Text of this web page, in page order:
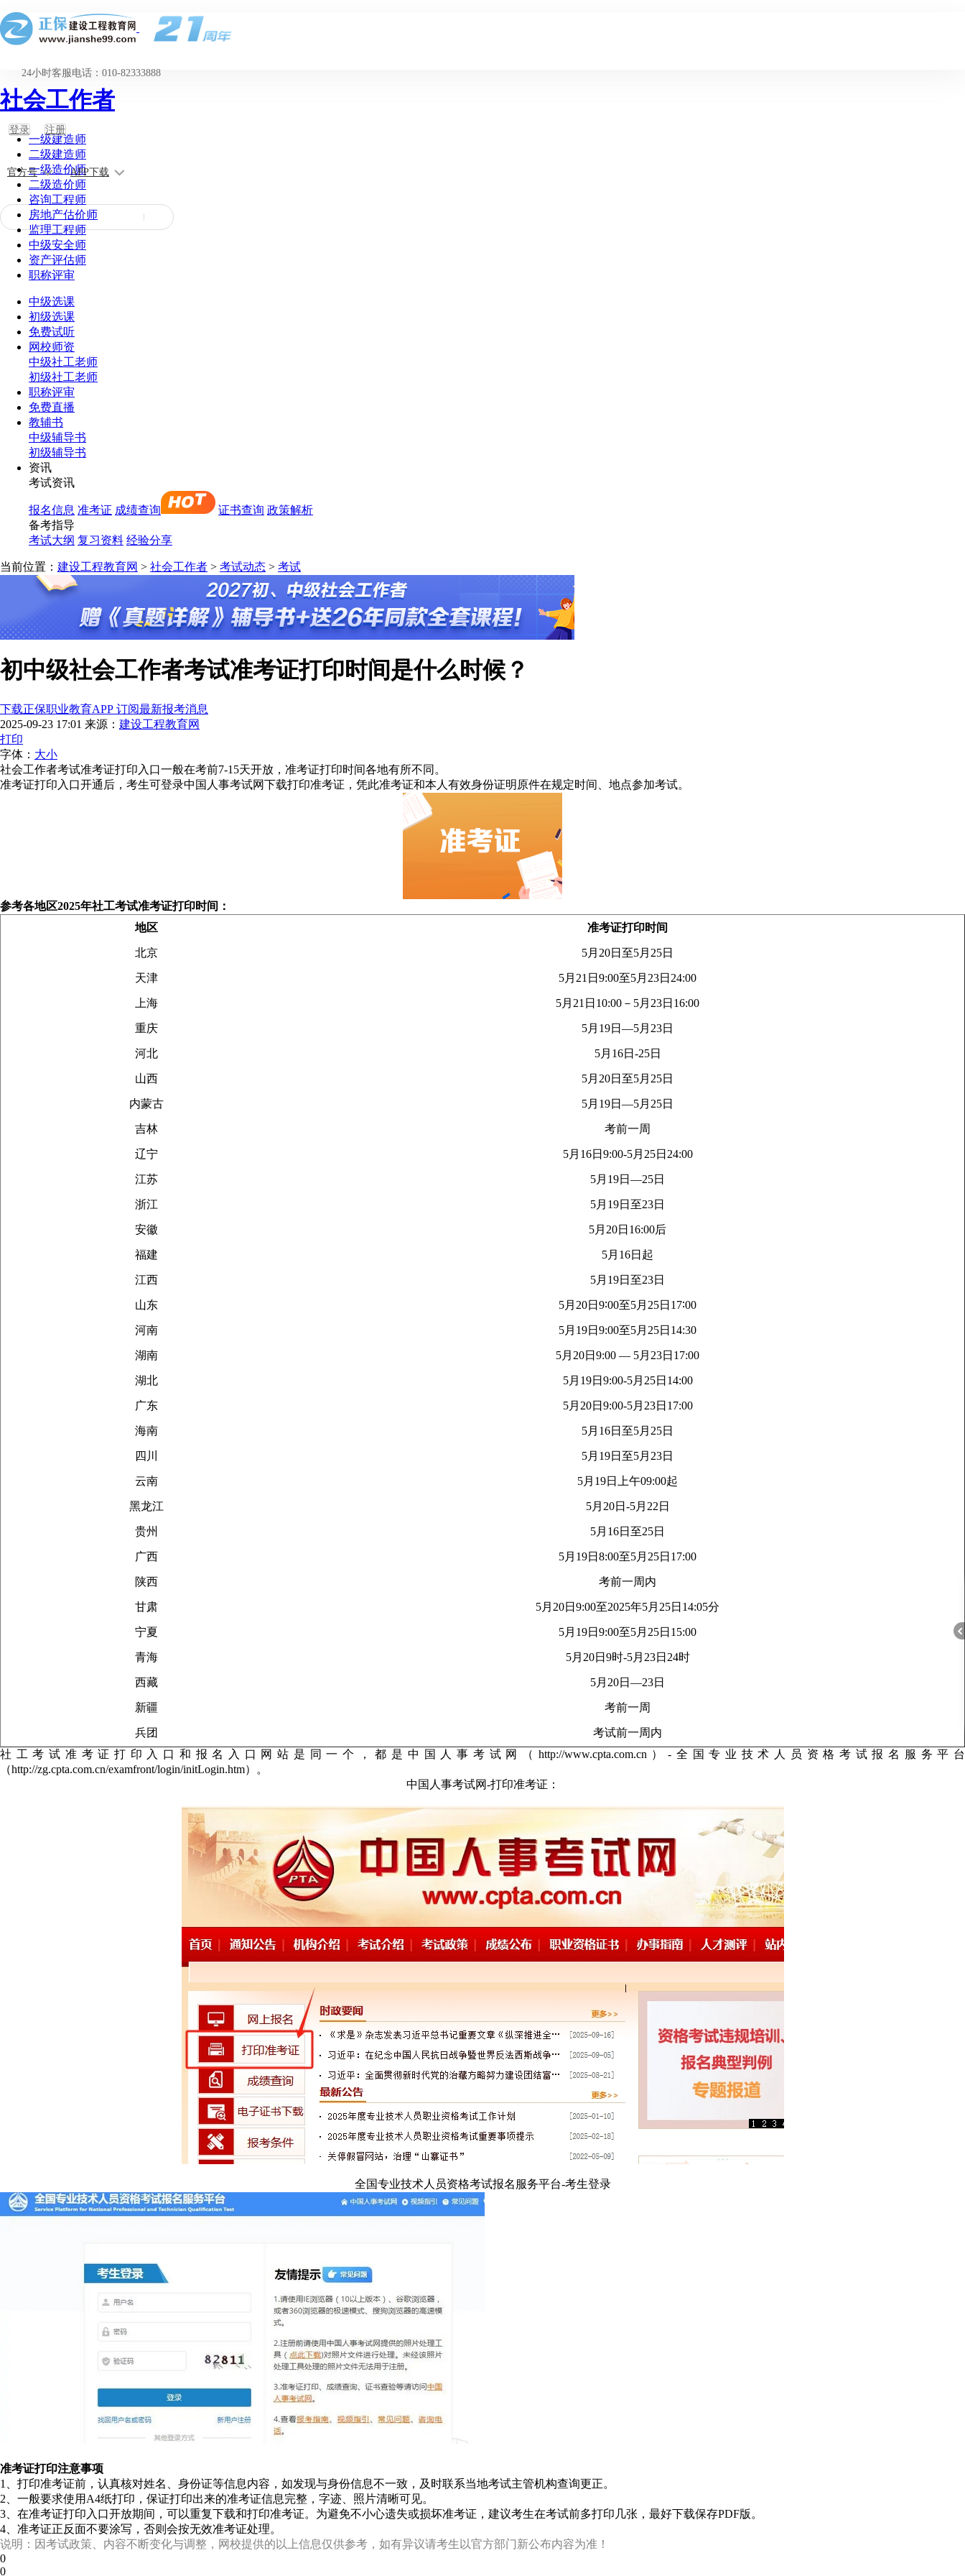
24小时客服电话：010-82333888
登录 注册
官方号 APP下载
社会工作者
一级建造师
二级建造师
一级造价师
二级造价师
咨询工程师
房地产估价师
监理工程师
中级安全师
资产评估师
职称评审
中级选课
初级选课
免费试听
网校师资
中级社工老师
初级社工老师
职称评审
免费直播
教辅书
中级辅导书
初级辅导书
资讯
考试资讯
报名信息 准考证 成绩查询 证书查询 政策解析
备考指导
考试大纲 复习资料 经验分享
当前位置： 建设工程教育网 > 社会工作者 > 考试动态 > 考试
初中级社会工作者考试准考证打印时间是什么时候？
下载正保职业教育APP 订阅最新报考消息
2025-09-23 17:01 来源： 建设工程教育网
打印
字体： 大小
社会工作者考试准考证打印入口一般在考前7-15天开放，准考证打印时间各地有所不同。
准考证打印入口开通后，考生可登录中国人事考试网下载打印准考证，凭此准考证和本人有效身份证明原件在规定时间、地点参加考试。
参考各地区2025年社工考试准考证打印时间：
地区
准考证打印时间
北京 5月20日至5月25日
天津 5月21日9:00至5月23日24:00
上海 5月21日10:00－5月23日16:00
重庆 5月19日—5月23日
河北 5月16日-25日
山西 5月20日至5月25日
内蒙古 5月19日—5月25日
吉林 考前一周
辽宁 5月16日9:00-5月25日24:00
江苏 5月19日—25日
浙江 5月19日至23日
安徽 5月20日16:00后
福建 5月16日起
江西 5月19日至23日
山东 5月20日9∶00至5月25日17∶00
河南 5月19日9:00至5月25日14:30
湖南 5月20日9:00 — 5月23日17:00
湖北 5月19日9:00-5月25日14:00
广东 5月20日9:00-5月23日17:00
海南 5月16日至5月25日
四川 5月19日至5月23日
云南 5月19日上午09:00起
黑龙江 5月20日-5月22日
贵州 5月16日至25日
广西 5月19日8:00至5月25日17:00
陕西 考前一周内
甘肃 5月20日9:00至2025年5月25日14:05分
宁夏 5月19日9:00至5月25日15:00
青海 5月20日9时-5月23日24时
西藏 5月20日—23日
新疆 考前一周
兵团
考试前一周内
社工考试准考证打印入口和报名入口网站是同一个，都是中国人事考试网（http://www.cpta.com.cn）-全国专业技术人员资格考试报名服务平台
（http://zg.cpta.com.cn/examfront/login/initLogin.htm）。
中国人事考试网-打印准考证：
全国专业技术人员资格考试报名服务平台-考生登录
准考证打印注意事项
1、打印准考证前，认真核对姓名、身份证等信息内容，如发现与身份信息不一致，及时联系当地考试主管机构查询更正。
2、一般要求使用A4纸打印，保证打印出来的准考证信息完整，字迹、照片清晰可见。
3、在准考证打印入口开放期间，可以重复下载和打印准考证。为避免不小心遗失或损坏准考证，建议考生在考试前多打印几张，最好下载保存PDF版。
4、准考证正反面不要涂写，否则会按无效准考证处理。
说明：因考试政策、内容不断变化与调整，网校提供的以上信息仅供参考，如有异议请考生以官方部门新公布内容为准！
0
0
顾